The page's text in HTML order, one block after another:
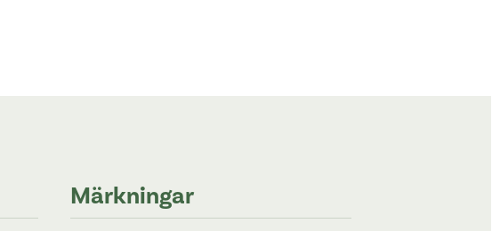
Märkningar